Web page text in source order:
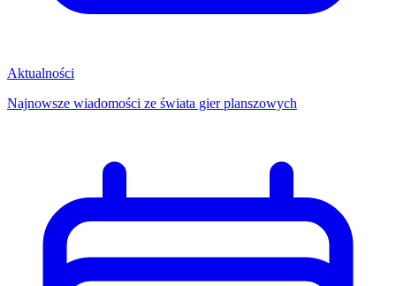
Aktualności
Najnowsze wiadomości ze świata gier planszowych